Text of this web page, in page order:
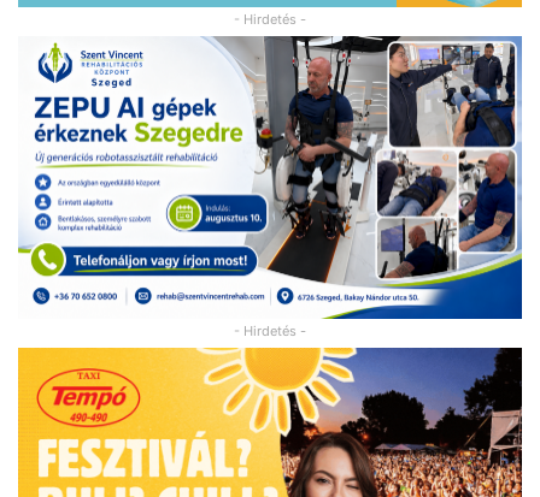
- Hirdetés -
- Hirdetés -